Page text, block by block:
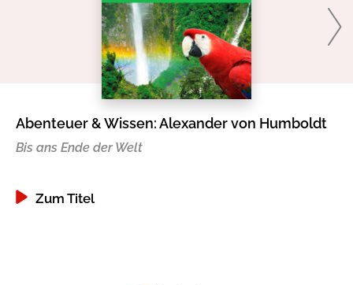
Abenteuer & Wissen: Alexander von Humboldt
Bis ans Ende der Welt
Zum Titel